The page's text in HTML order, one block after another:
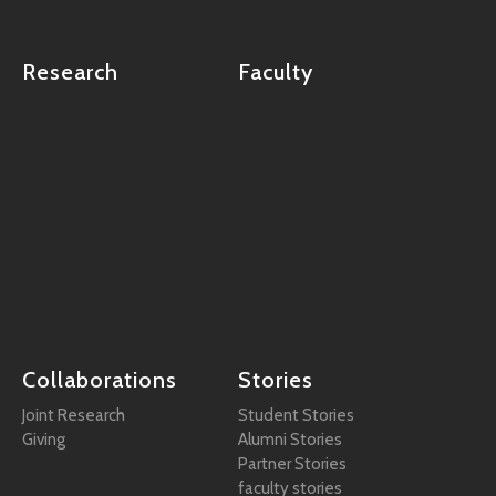
Research Faculty
Collaborations
Joint Research
Giving
Stories
Student Stories
Alumni Stories
Partner Stories
faculty stories